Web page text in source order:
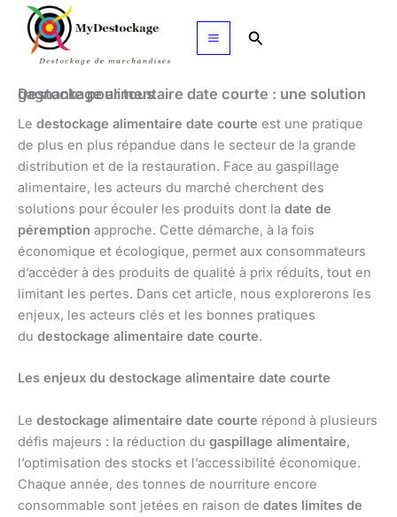
Aller
contenu
Rechercher
Destockage alimentaire date courte : une solution gagnante pour tous
Le destockage alimentaire date courte est une pratique
de plus en plus répandue dans le secteur de la grande
distribution et de la restauration. Face au gaspillage
alimentaire, les acteurs du marché cherchent des
solutions pour écouler les produits dont la date de
péremption approche. Cette démarche, à la fois
économique et écologique, permet aux consommateurs
d’accéder à des produits de qualité à prix réduits, tout en
limitant les pertes. Dans cet article, nous explorerons les
enjeux, les acteurs clés et les bonnes pratiques
du destockage alimentaire date courte.
Les enjeux du destockage alimentaire date courte
Le destockage alimentaire date courte répond à plusieurs
défis majeurs : la réduction du gaspillage alimentaire,
l’optimisation des stocks et l’accessibilité économique.
Chaque année, des tonnes de nourriture encore
consommable sont jetées en raison de dates limites de